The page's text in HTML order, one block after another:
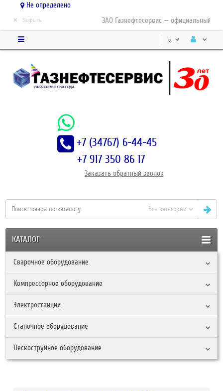
Не определено
ЗАО Газнефтесервис — официальный
× Закрыть
р.
+7 (34767) 6-44-45
+7 917 350 86 17
Заказать обратный звонок
Все категории
КАТАЛОГ
Сварочное оборудование
Компрессорное оборудование
Электростанции
Станочное оборудование
Пескоструйное оборудование